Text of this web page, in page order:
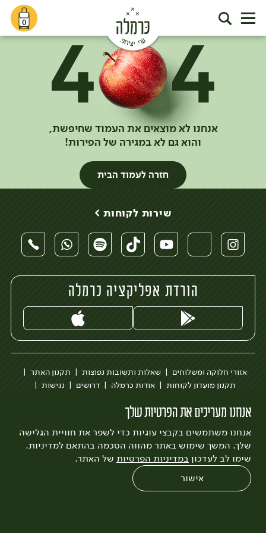
0
אנחנו לא מוצאים את העמוד שחיפשת,
והוא גם לא במגירה של הפירות!
חזרה לעמוד הבית
אנחנו מעריכים את הפרטיות שלך
אנחנו משתמשים בקבצי עוגיות כדי לשפר את חוויית הגלישה
שלך. המשך שימוש באתר מהווה הסכמה בהתאם למדיניות.
שימו לב לעדכון במדיניות הפרטיות של האתר.
אישור
שירות לקוחות >
הורדת אפליקציה כרמלה
אזורי חלוקה ומשלוחים שאלות ותשובות נפוצות
תקנון האתר
תקנון מועדון לקוחות
אודות כרמלה דרושים
נגישות
לצפייה בעדכון מדיניות פרטיות
עיצוב:3bears פיתוח:Quatro